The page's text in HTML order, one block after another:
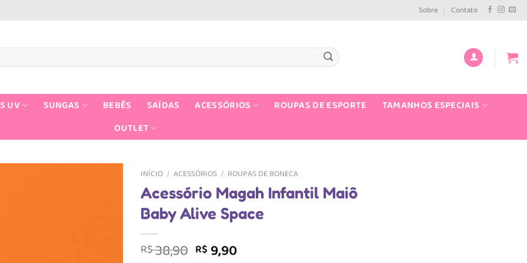
Sobre Contato
UV SUNGAS BEBÊS SAÍDAS ACESSÓRIOS ROUPAS DE ESPORTE
TAMANHOS ESPECIAIS
OUTLET
INÍCIO / ACESSÓRIOS / ROUPAS DE BONECA
Acessório Magah Infantil Maiô
Baby Alive Space
R$38,90 O
R$ 9,90O